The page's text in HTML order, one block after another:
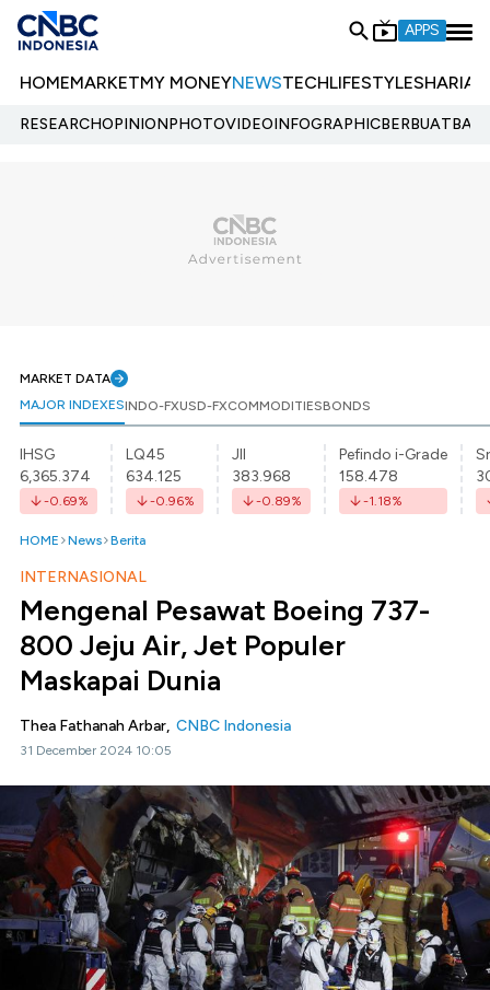
APPS
HOMEMARKETMY MONEYNEWSTECHLIFESTYLESHARIA
RESEARCHOPINIONPHOTOVIDEOINFOGRAPHIC
MARKET DATA
MAJOR INDEXESINDO-FXUSD-FXCOMMODITIESBONDS
IHSG
6,365.374
-0.69%
LQ45
634.125
-0.96%
JII
383.968
-0.89%
Pefindo i-Grade
158.478
-1.18%
HOME News Berita
INTERNASIONAL
Mengenal Pesawat Boeing 737-
800 Jeju Air, Jet Populer
Maskapai Dunia
Thea Fathanah Arbar, CNBC Indonesia
31 December 2024 10:05